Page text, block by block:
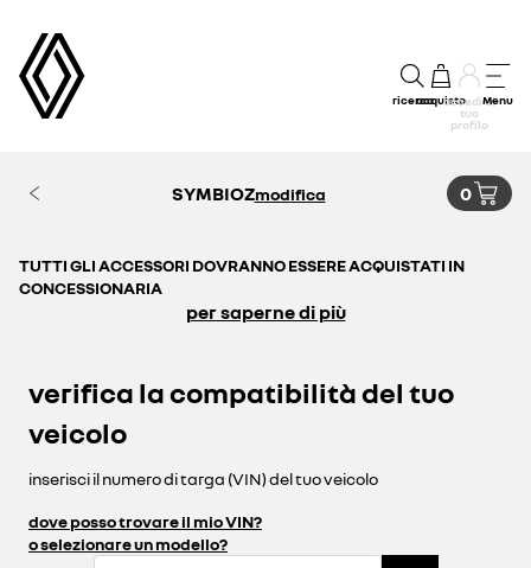
ricercaacquistoaccedi al
tuo
profilo
Menu
SYMBIOZmodifica 0
TUTTI GLI ACCESSORI DOVRANNO ESSERE ACQUISTATI IN
CONCESSIONARIA
per saperne di più
verifica la compatibilità del tuo
veicolo
inserisci il numero di targa (VIN) del tuo veicolo
dove posso trovare il mio VIN?
o selezionare un modello?